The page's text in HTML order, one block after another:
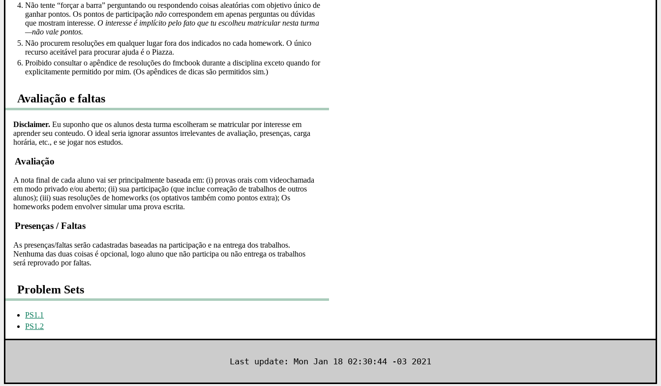
Não tente “forçar a barra” perguntando ou respondendo coisas aleatórias com objetivo único de
ganhar pontos. Os pontos de participaçãonão correspondem em apenas perguntas ou dúvidas
que mostram interesse.O interesse é implícito pelo fato que tu escolheu matricular nesta turma
—não vale pontos.
Não procurem resoluções em qualquer lugar fora dos indicados no cada homework. O único
recurso aceitável para procurar ajuda é o Piazza.
Proibido consultar o apêndice de resoluções do fmcbook durante a disciplina exceto quando for
explicitamente permitido por mim. (Os apêndices de dicas são permitidos sim.)
Avaliação e faltas
Disclaimer. Eu suponho que os alunos desta turma escolheram se matricular por interesse em
aprender seu conteudo. O ideal seria ignorar assuntos irrelevantes de avaliação, presenças, carga
horária, etc., e se jogar nos estudos.
Avaliação
A nota final de cada aluno vai ser principalmente baseada em: (i) provas orais com videochamada
em modo privado e/ou aberto; (ii) sua participação (que inclue correação de trabalhos de outros
alunos); (iii) suas resoluções de homeworks (os optativos também como pontos extra); Os
homeworks podem envolver simular uma prova escrita.
Presenças / Faltas
As presenças/faltas serão cadastradas baseadas na participação e na entrega dos trabalhos.
Nenhuma das duas coisas é opcional, logo aluno que não participa ou não entrega os trabalhos
será reprovado por faltas.
Problem Sets
PS1.1
PS1.2
Last update: Mon Jan 18 02:30:44 -03 2021